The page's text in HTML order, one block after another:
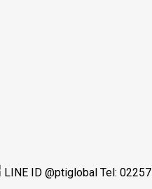
ID @ptiglobal Tel: